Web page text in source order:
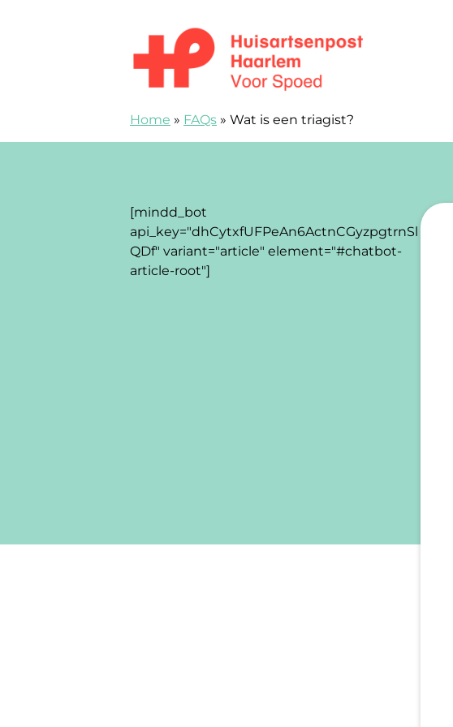
Home » FAQs » Wat is een triagist?
[mindd_bot
api_key="dhCytxfUFPeAn6ActnCGyzpgtrnSl
QDf" variant="article" element="#chatbot-
article-root"]